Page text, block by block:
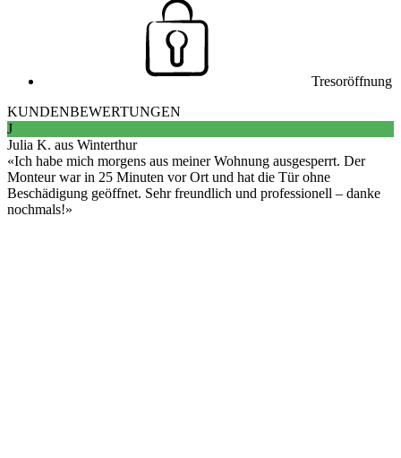
Tresoröffnung
KUNDENBEWERTUNGEN
J
Julia K. aus Winterthur
Ich habe mich morgens aus meiner Wohnung ausgesperrt. Der
Monteur war in 25 Minuten vor Ort und hat die Tür ohne
Beschädigung geöffnet. Sehr freundlich und professionell – danke
nochmals!